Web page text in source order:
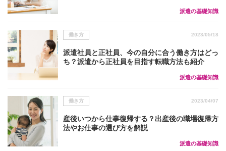
派遣の基礎知識
働き方 2023/05/18
派遣社員と正社員、今の自分に合う働き方はどっ
ち？派遣から正社員を目指す転職方法も紹介
派遣の基礎知識
働き方 2023/04/07
産後いつから仕事復帰する？出産後の職場復帰方
法やお仕事の選び方を解説
派遣の基礎知識